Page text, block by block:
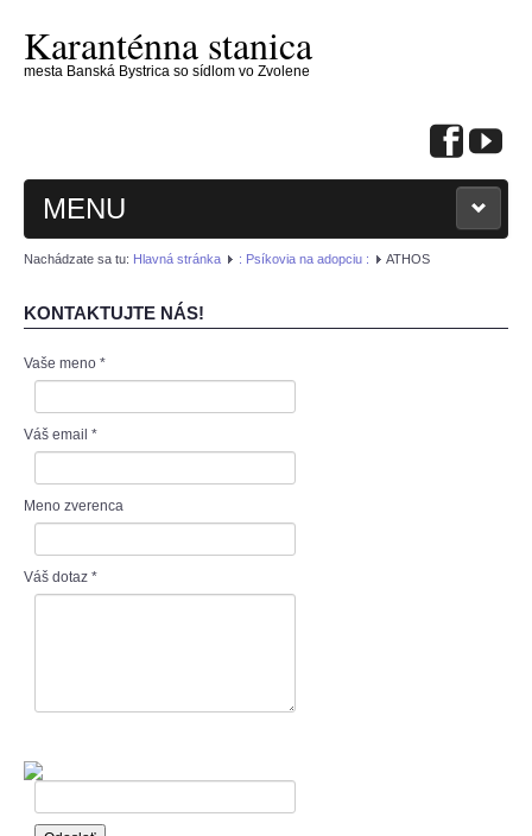
Karanténna stanica
mesta Banská Bystrica so sídlom vo Zvolene
MENU
: KONTAKTUJTE NÁS :
: PSÍKOVIA NA ADOPCIU :
: MAČIČKY NA ADOPCIU :
: O ADOPCII :
Nachádzate sa tu: Hlavná stránka : Psíkovia na adopciu : ATHOS
KONTAKTUJTE NÁS!
Vaše meno *
Váš email *
Meno zverenca
Váš dotaz *